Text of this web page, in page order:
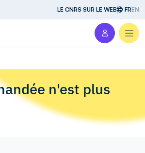
LE CNRS SUR LE WEB FREN
n'est plus